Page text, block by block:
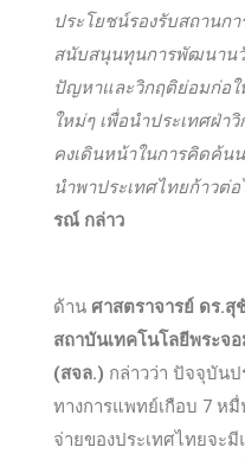
ประโยชน์รองรับสถานก
สนับสนุนทุนการพัฒนานวั
ปัญหาและวิกฤติย่อมก่อใ
ใหม่ๆ เพื่อนำประเทศฝ่า
คงเดินหน้าในการคิดค้น
นำพาประเทศไทยก้าวต่
รณ์ กล่าว
ด้าน ศาสตราจารย์ ดร.
สถาบันเทคโนโลยีพระจ
(สจล.) กล่าวว่า ปัจจุบัน
ทางการแพทย์เกือบ 7 ห
จ่ายของประเทศไทยจะ